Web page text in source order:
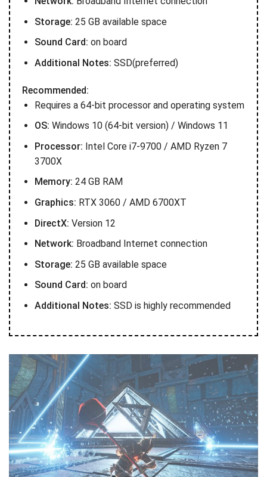
Storage: 25 GB available space
Sound Card: on board
Additional Notes: SSD(preferred)
Recommended:
Requires a 64-bit processor and operating system
OS: Windows 10 (64-bit version) / Windows 11
Processor: Intel Core i7-9700 / AMD Ryzen 7
3700X
Memory: 24 GB RAM
Graphics: RTX 3060 / AMD 6700XT
DirectX: Version 12
Network: Broadband Internet connection
Storage: 25 GB available space
Sound Card: on board
Additional Notes: SSD is highly recommended